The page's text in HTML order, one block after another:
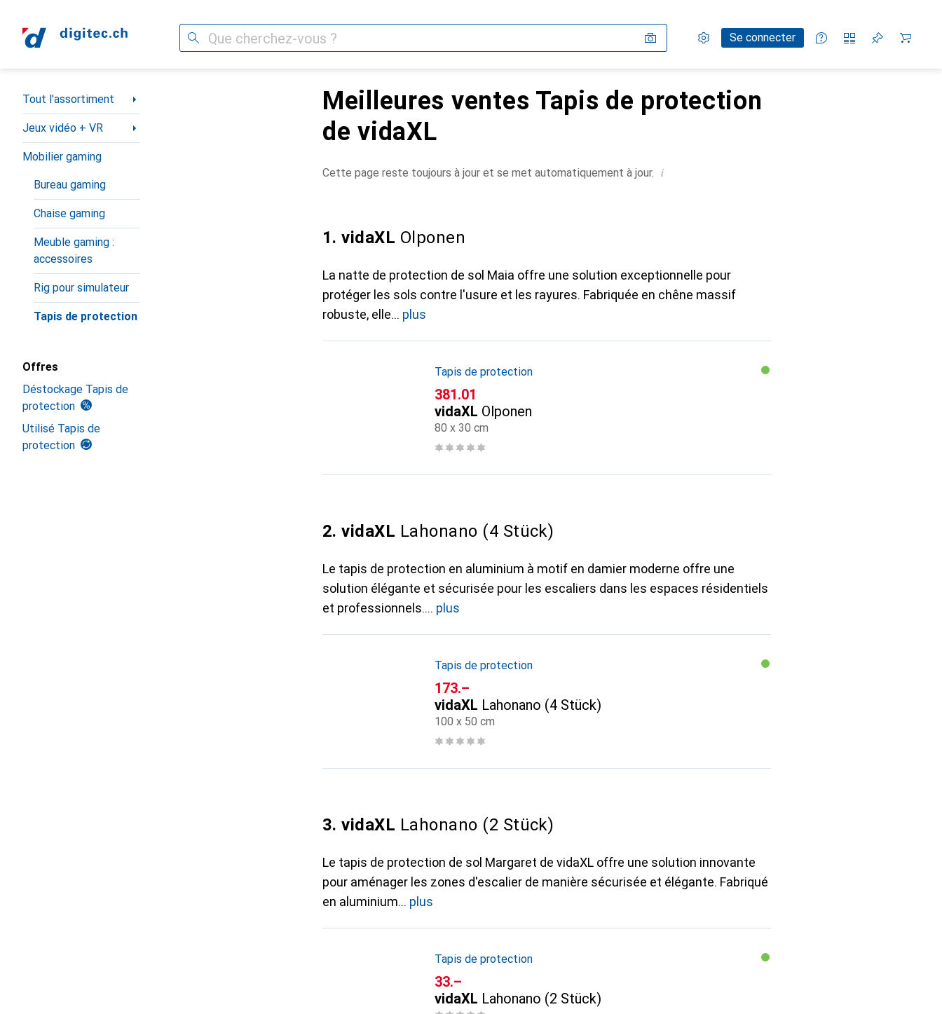
Recherche Paramètres
Compte clientSe connecter
Listes de comparaison
Listes d'envies
Panier
Navigation par catégorie
Tout l'assortiment
Jeux vidéo + VR
Mobilier gaming
Bureau gaming
Chaise gaming
Meuble gaming :
accessoires
Rig pour simulateur
Tapis de protection
Offres
Déstockage Tapis de
protection
Utilisé Tapis de
protection
Meilleures ventes Tapis de protection
de vidaXL
Cette page reste toujours à jour et se met automatiquement à jour. i
1. vidaXL Olponen
La natte de protection de sol Maia offre une solution exceptionnelle pour
protéger les sols contre l'usure et les rayures. Fabriquée en chêne massif
robuste, elle
plus
Tapis de protection
CHF
381.01
vidaXL Olponen
80 x 30 cm
2. vidaXL Lahonano (4 Stück)
Le tapis de protection en aluminium à motif en damier moderne offre une
solution élégante et sécurisée pour les escaliers dans les espaces résidentiels
et professionnels.
plus
Tapis de protection
CHF
173.–
vidaXL Lahonano (4 Stück)
100 x 50 cm
3. vidaXL Lahonano (2 Stück)
Le tapis de protection de sol Margaret de vidaXL offre une solution innovante
pour aménager les zones d'escalier de manière sécurisée et élégante. Fabriqué
en aluminium
plus
Tapis de protection
CHF
33.–
vidaXL Lahonano (2 Stück)